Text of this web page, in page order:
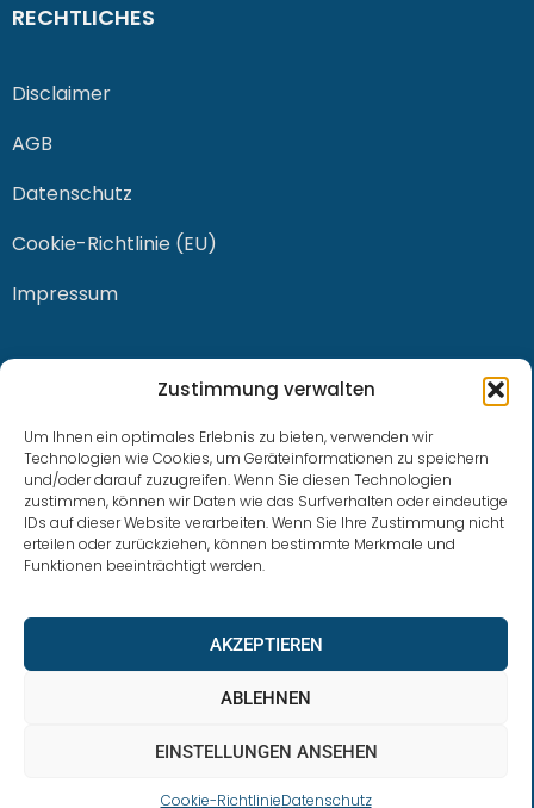
Zustimmung verwalten
Um Ihnen ein optimales Erlebnis zu bieten, verwenden wir
Technologien wie Cookies, um Geräteinformationen zu speichern
und/oder darauf zuzugreifen. Wenn Sie diesen Technologien
zustimmen, können wir Daten wie das Surfverhalten oder eindeutige
IDs auf dieser Website verarbeiten. Wenn Sie Ihre Zustimmung nicht
erteilen oder zurückziehen, können bestimmte Merkmale und
Funktionen beeinträchtigt werden.
AKZEPTIEREN
ABLEHNEN
EINSTELLUNGEN ANSEHEN
Cookie-RichtlinieDatenschutz
RECHTLICHES
Disclaimer
AGB
Datenschutz
Cookie-Richtlinie (EU)
Impressum
0228 / 915 614 81
klaus.buhl@libra-invest.de
LIBRAInvest © 2023 | Design by SOFTWARESTUBE